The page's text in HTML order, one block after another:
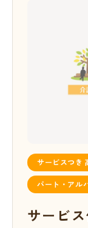
サービスつき
パート・アル
サービ